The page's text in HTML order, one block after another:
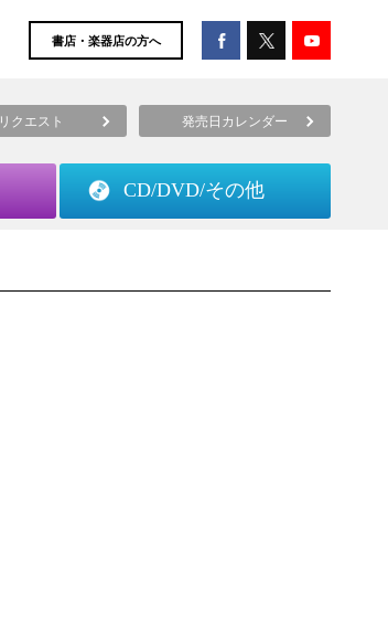
書店・楽器店の方へ
リクエスト 発売日カレンダー
CD/DVD/その他